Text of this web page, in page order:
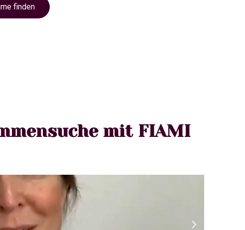
finden
mit FIAMI